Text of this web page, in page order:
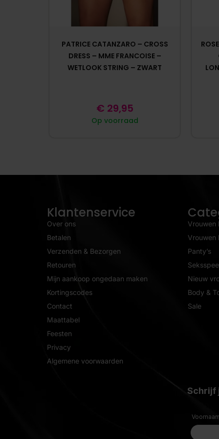
PATRICE CATANZARO – CROSS
DRESS – MME FRANCOISE –
WETLOOK STRING – ZWART
Op voorraad
€ 29,95
Klantenservice
Over ons
Betalen
Verzenden & Bezorgen
Retouren
Mijn aankoop ongedaan maken
Kortingscodes
Contact
Maattabel
Feesten
Privacy
Algemene voorwaarden
Vrouwen
Vrouwen
Panty’s
Nieuw
Body &
Sale